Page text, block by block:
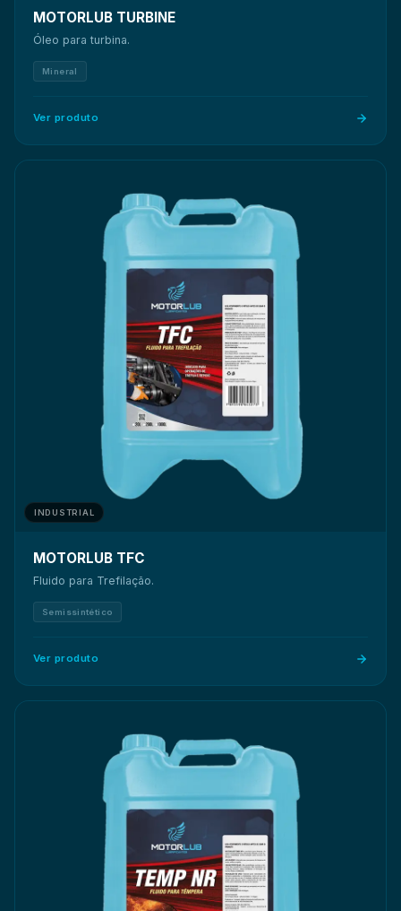
MOTORLUB TURBINE
Óleo para turbina.
Mineral
Ver produto
INDUSTRIAL
MOTORLUB TFC
Fluido para Trefilação.
Semissintético
Ver produto